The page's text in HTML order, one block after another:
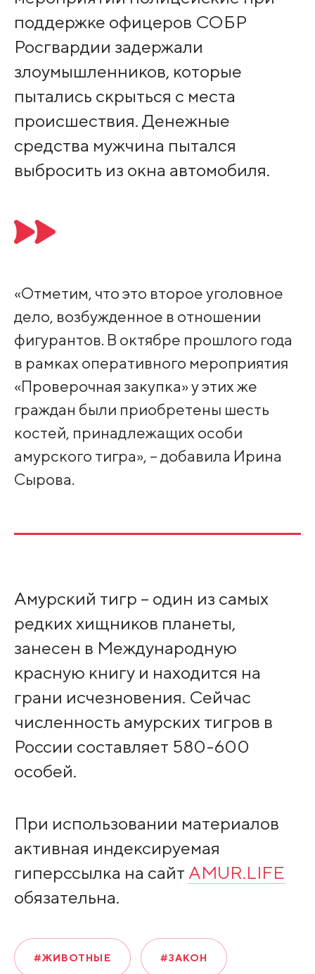
поддержке офицеров СОБР
Росгвардии задержали
злоумышленников, которые
пытались скрыться с места
происшествия. Денежные
средства мужчина пытался
выбросить из окна автомобиля.
«Отметим, что это второе уголовное
дело, возбужденное в отношении
фигурантов. В октябре прошлого года
в рамках оперативного мероприятия
«Проверочная закупка» у этих же
граждан были приобретены шесть
костей, принадлежащих особи
амурского тигра», – добавила Ирина
Сырова.
Амурский тигр ­­– один из самых
редких хищников планеты,
занесен в Международную
красную книгу и находится на
грани исчезновения. Сейчас
численность амурских тигров в
России составляет 580-600
особей.
При использовании материалов
активная индексируемая
гиперссылка на сайт AMUR.LIFE
обязательна.
#ЖИВОТНЫЕ #ЗАКОН